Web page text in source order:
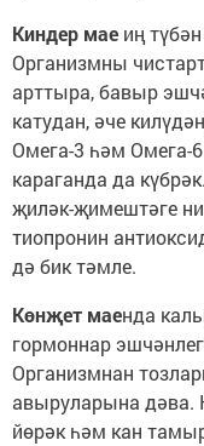
Киндер мае иң
Организмны
арттыра, бавыр
катудан, әче
Омега-3 һәм Омега-
караганда да
җиләк-җимештәге
тиопронин
дә бик тәмле.
Көнҗет маенда
гормоннар
Организмнан
авыруларына дәва.
йөрәк һәм кан